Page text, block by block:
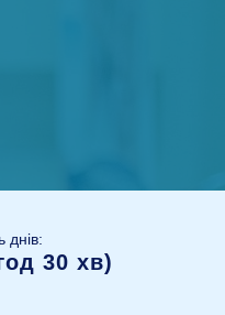
днів:
30 хв)